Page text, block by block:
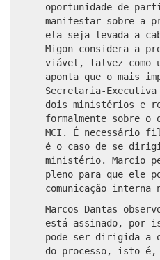
oportunidade de
manifestar sobre a
ela seja levada a
Migon considera a
viável, talvez como
aponta que o mais
Secretaria-
dois ministérios e
formalmente sobre o
MCI. É necessário
é o caso de se
ministério. Marcio
pleno para que ele
comunicação interna
Marcos Dantas
está assinado, por
pode ser dirigida a
do processo, isto